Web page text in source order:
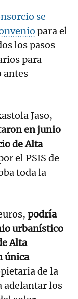
se
para el
los pasos
para
antes
Jaso,
en junio
de Alta
el PSIS de
toda la
podría
urbanístico
Alta
única
de la
adelantar los